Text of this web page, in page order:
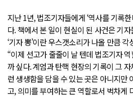
지난 1년, 법조기자들에게 ‘역사를 기록
다. 책에서 본 일이 현실이 된 사건은 기자
‘기자 뽕’이란 우스갯소리가 나올 만큼
“이제 선고가 줄줄이 날 텐데 법조기자
까 싶다. 계엄과 탄핵 현장의 기록이 그
런 생생함을 담을 수 있는 곳은 아니지만
고, 의미를 부여하는 큰 역할로서 벅차게